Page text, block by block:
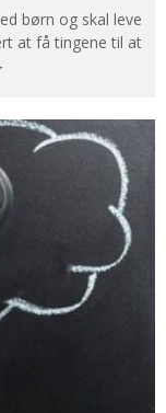
børn og skal leve
at få tingene til at